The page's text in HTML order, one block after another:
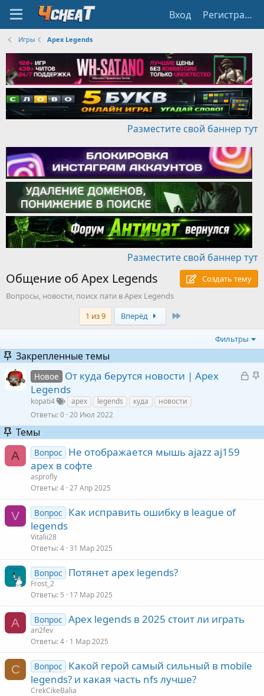
Вход Регистрация
Игры Apex Legends
Разместите свой баннер тут
Разместите свой баннер тут
Общение об Apex Legends
Создать тему
Вопросы, новости, поиск пати в Apex Legends
1 из 9
Вперёд
Фильтры
Закрепленные темы
З
ы
т
З
е
п
Новое
От куда берутся новости | Apex
Legends
kopati4 apex legends куда
новости
Ответы 0 20 Июл 2022
Темы
A Вопрос
Не отображается мышь ajazz aj159
apex в софте
asprofly
Ответы 4 27 Апр 2025
V Вопрос
Как исправить ошибку в league of
legends
Vitalii28
Ответы 4 31 Мар 2025
Вопрос Потянет apex legends?
Frost_2
Ответы 5 17 Мар 2025
A Вопрос Apex legends в 2025 стоит ли играть
an2fev
Ответы 4 1 Мар 2025
C Вопрос
Какой герой самый сильный в mobile
legends? и какая часть nfs лучше?
CrekCikeBalia